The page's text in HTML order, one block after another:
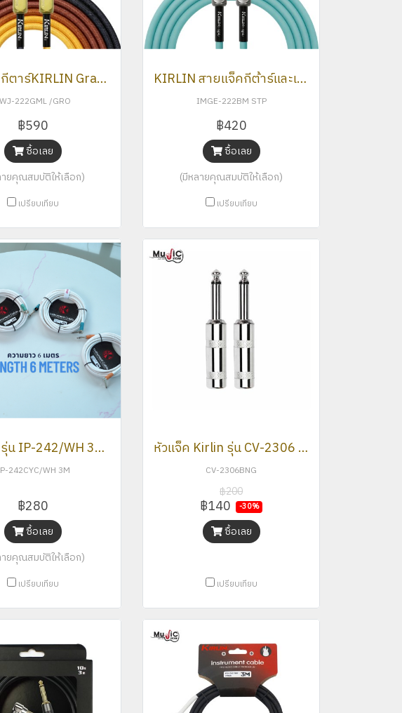
สายแจ็คกีตาร์KIRLIN Gradient ทนทานสวยงาม รุ่นใหม่ล่าสุด2026
222GML /GRO
฿590
ซื้อเลย
ยคุณสมบัติให้เลือก)
เปรียบเทียบ
KIRLIN สายแจ็คกีต้าร์และเบสเรืองแสง เสียงใส และทนทานกว่าเดิม
IMGE-222BM STP
฿420
ซื้อเลย
(มีหลายคุณสมบัติให้เลือก)
เปรียบเทียบ
สายแจ๊ครุ่น IP-242/WH 3M/6M รุ่นใหม่
242CYC/WH 3M
฿280
ซื้อเลย
ยคุณสมบัติให้เลือก)
เปรียบเทียบ
หัวแจ็ค Kirlin รุ่น CV-2306 x2P
CV-2306BNG
฿200
฿140 -30%
ซื้อเลย
เปรียบเทียบ